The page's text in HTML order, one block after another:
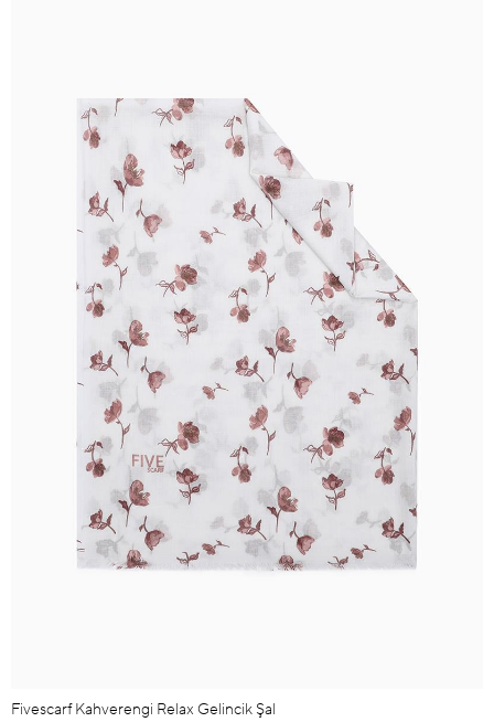
Fivescarf Kahverengi Relax Gelincik Şal